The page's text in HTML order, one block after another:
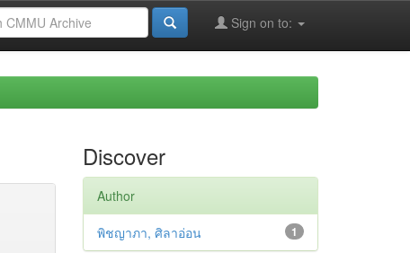
Sign on to:
Discover
Author
1
พิชญาภา, ศิลาอ่อน